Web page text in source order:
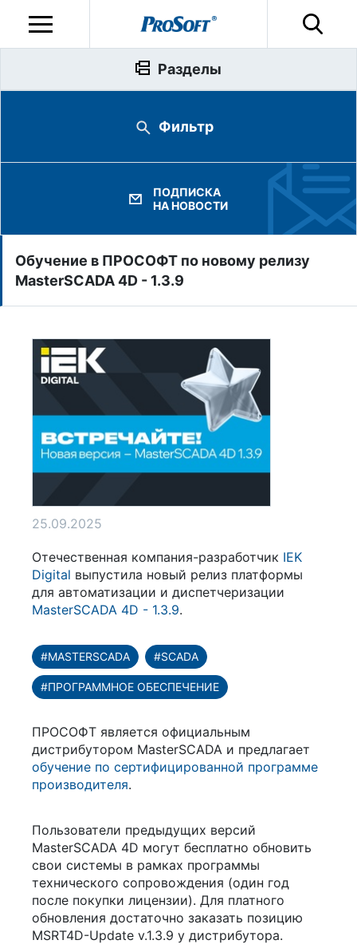
Обучение в ПРОСОФТ по новому релизу
MasterSCADA 4D - 1.3.9
25.09.2025
Отечественная компания-разработчик IEK
Digital выпустила новый релиз платформы
для автоматизации и диспетчеризации
MasterSCADA 4D - 1.3.9.
#MASTERSCADA #SCADA
#ПРОГРАММНОЕ ОБЕСПЕЧЕНИЕ
ПРОСОФТ является официальным
дистрибутором MasterSCADA и предлагает
обучение по сертифицированной программе
производителя.
Пользователи предыдущих версий
MasterSCADA 4D могут бесплатно обновить
свои системы в рамках программы
технического сопровождения (один год
после покупки лицензии). Для платного
обновления достаточно заказать позицию
MSRT4D-Update v.1.3.9 у дистрибутора.
Разделы
Фильтр
ПОДПИСКА
НА НОВОСТИ